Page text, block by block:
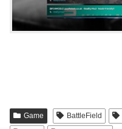
Game BattleField